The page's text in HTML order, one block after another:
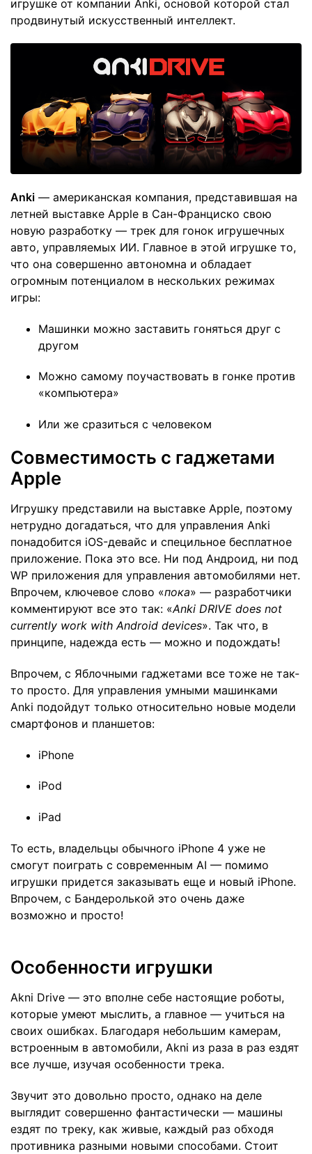
игрушке от компании Anki, основой которой стал
продвинутый искусственный интеллект.
Anki — американская компания, представившая на
летней выставке Apple в Сан-Франциско свою
новую разработку — трек для гонок игрушечных
авто, управляемых ИИ. Главное в этой игрушке то,
что она совершенно автономна и обладает
огромным потенциалом в нескольких режимах
игры:
Машинки можно заставить гоняться друг с
другом
Можно самому поучаствовать в гонке против
«компьютера»
Или же сразиться с человеком
Совместимость с гаджетами
Apple
Игрушку представили на выставке Apple, поэтому
нетрудно догадаться, что для управления Anki
понадобится iOS-девайс и специльное бесплатное
приложение. Пока это все. Ни под Андроид, ни под
WP приложения для управления автомобилями нет.
Впрочем, ключевое слово «пока» — разработчики
комментируют все это так: «Anki DRIVE does not
currently work withAndroid devices». Так что, в
принципе, надежда есть — можно и подождать!
Впрочем, с Яблочными гаджетами все тоже не так-
то просто. Для управления умными машинками
Anki подойдут только относительно новые модели
смартфонов и планшетов:
iPhone
iPod
iPad
То есть, владельцы обычного iPhone 4 уже не
смогут поиграть с современным AI — помимо
игрушки придется заказывать еще и новый iPhone.
Впрочем, с Бандеролькой это очень даже
возможно и просто!
Особенности игрушки
Akni Drive — это вполне себе настоящие роботы,
которые умеют мыслить, а главное — учиться на
своих ошибках. Благодаря небольшим камерам,
встроенным в автомобили, Akni из раза в раз ездят
все лучше, изучая особенности трека.
Звучит это довольно просто, однако на деле
выглядит совершенно фантастически — машины
ездят по треку, как живые, каждый раз обходя
противника разными новыми способами. Стоит